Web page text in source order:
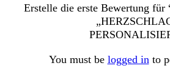
Erstelle die erste Bewertung
You must be logged in to